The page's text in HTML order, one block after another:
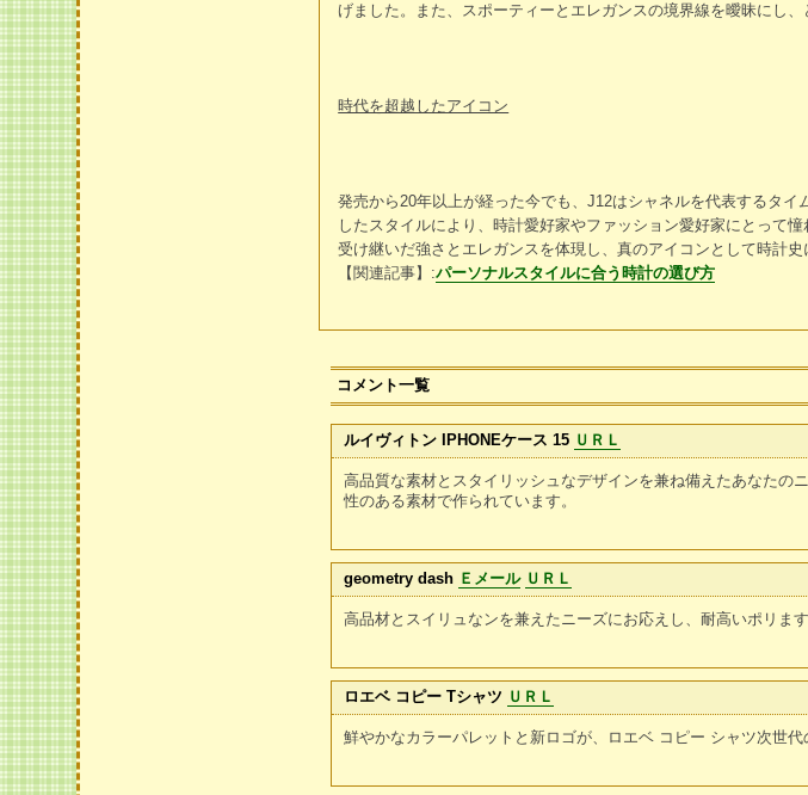
げました。また、スポーティーとエレガンスの境界線を曖昧にし
時代を超越したアイコン
発売から20年以上が経った今でも、J12はシャネルを代表するタ
したスタイルにより、時計愛好家やファッション愛好家にとって
受け継いだ強さとエレガンスを体現し、真のアイコンとして時計史
【関連記事】:パーソナルスタイルに合う時計の選び方
コメント一覧
ルイヴィトン IPHONEケース 15 ＵＲＬ
高品質な素材とスタイリッシュなデザインを兼ね備えたあなたの
性のある素材で作られています。
geometry dash Ｅメール ＵＲＬ
高品材とスイリュなンを兼えたニーズにお応えし、耐高いポリます
ロエベ コピー Tシャツ ＵＲＬ
鮮やかなカラーパレットと新ロゴが、ロエベ コピー シャツ次世代